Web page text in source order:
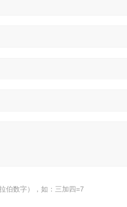
伯数字），如：三加四=7